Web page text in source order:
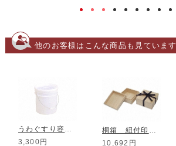
他のお客様はこんな商品も見ています
うわぐすり容器 12L
3,300円
10,692円